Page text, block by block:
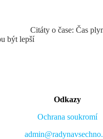
Citáty o čase: Čas
být lepší
Odkazy
Ochrana soukromí